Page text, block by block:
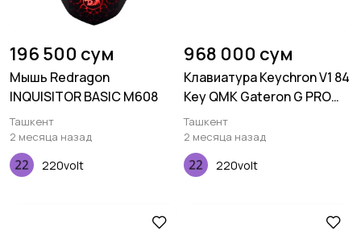
196 500 сум
Мышь Redragon
INQUISITOR BASIC M608
Ташкент
2 месяца назад
220volt
968 000 сум
Клавиатура Keychron V1 84
Key QMK Gateron G PRO
Blue Hot-Swap RGB
Frosted Black
Ташкент
2 месяца назад
220volt